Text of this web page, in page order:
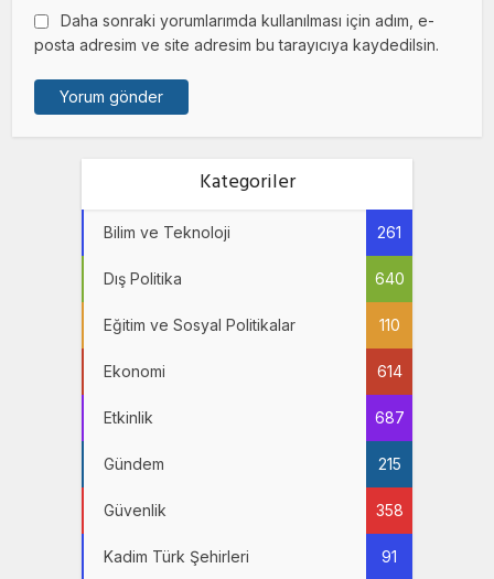
Daha sonraki yorumlarımda kullanılması için adım, e-
posta adresim ve site adresim bu tarayıcıya kaydedilsin.
Kategoriler
Bilim ve Teknoloji 261
Dış Politika 640
Eğitim ve Sosyal Politikalar 110
Ekonomi 614
Etkinlik 687
Gündem 215
Güvenlik 358
Kadim Türk Şehirleri 91